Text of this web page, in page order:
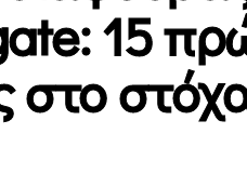
15
στο